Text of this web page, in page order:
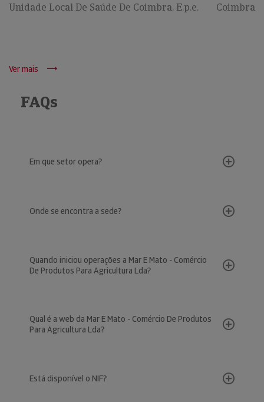
Unidade Local De Saúde De Coimbra, E.p.e. Coimbra
Ver mais
FAQs
Em que setor opera?
Onde se encontra a sede?
Quando iniciou operações a Mar E Mato - Comércio
De Produtos Para Agricultura Lda?
Qual é a web da Mar E Mato - Comércio De Produtos
Para Agricultura Lda?
Está disponível o NIF?